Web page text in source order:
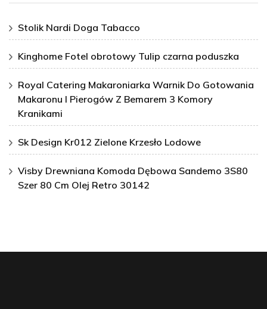
Stolik Nardi Doga Tabacco
Kinghome Fotel obrotowy Tulip czarna poduszka
Royal Catering Makaroniarka Warnik Do Gotowania
Makaronu I Pierogów Z Bemarem 3 Komory
Kranikami
Sk Design Kr012 Zielone Krzesło Lodowe
Visby Drewniana Komoda Dębowa Sandemo 3S80
Szer 80 Cm Olej Retro 30142